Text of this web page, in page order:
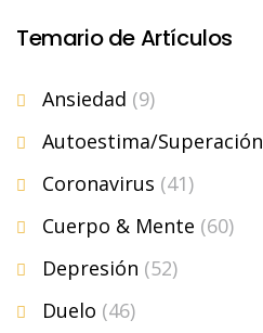
Temario de Artículos
Ansiedad (9)
Autoestima/Superación
Coronavirus (41)
Cuerpo & Mente (60)
Depresión (52)
Duelo (46)